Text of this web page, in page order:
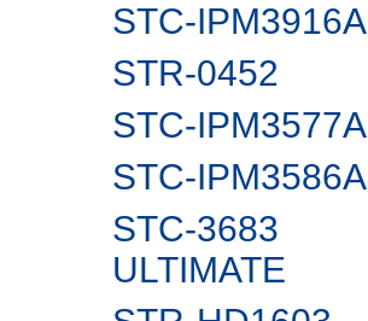
STC-IPM3916A
STR-0452
STC-IPM3577A
STC-IPM3586A
STC-3683
ULTIMATE